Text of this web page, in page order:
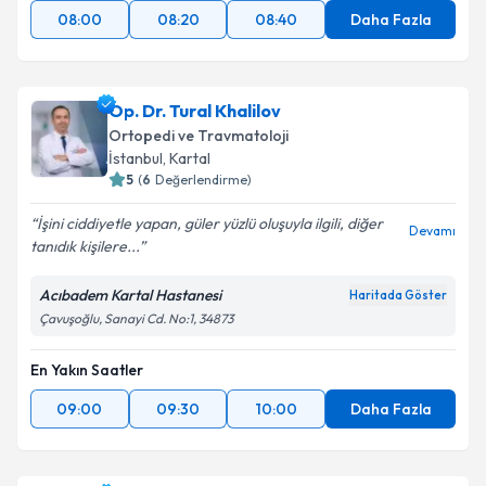
08:00 08:20 08:40 Daha Fazla
Op. Dr. Tural Khalilov
Ortopedi ve Travmatoloji
İstanbul, Kartal
5 (6 Değerlendirme)
İşini ciddiyetle yapan, güler yüzlü oluşuyla ilgili, diğer
tanıdık kişilere...
Devamı
Acıbadem Kartal Hastanesi Haritada Göster
Çavuşoğlu, Sanayi Cd. No:1, 34873
En Yakın Saatler
09:00
09:30 10:00 Daha Fazla